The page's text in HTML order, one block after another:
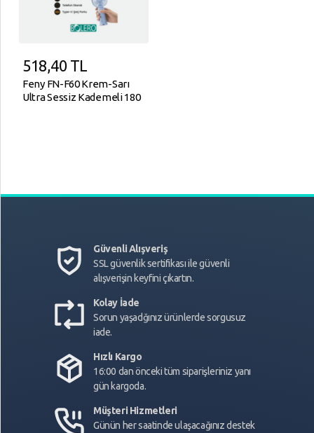
518,40TL
Feny FN-F60 Krem-Sarı
Ultra Sessiz Kademeli 180
Güvenli Alışveriş
SSL güvenlik sertifikası ile güvenli
alışverişin keyfini çıkartın.
Kolay İade
Sorun yaşadğınız ürünlerde sorgusuz
iade.
Hızlı Kargo
16:00 dan önceki tüm siparişleriniz yanı
gün kargoda.
Müşteri Hizmetleri
Günün her saatinde ulaşacağınız destek